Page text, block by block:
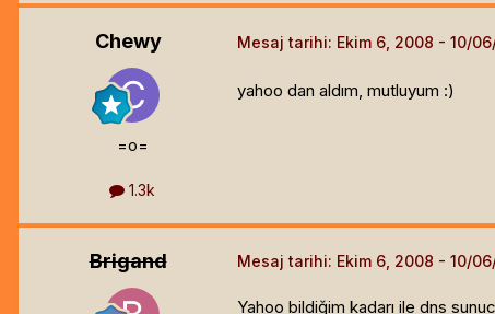
Chewy
=o=
1.3k
Mesaj tarihi: Ekim 6, 2008
yahoo dan aldım, mutluyum :)
Brigand Mesaj tarihi: Ekim 6, 2008
Yahoo bildiğim kadarı ile dns